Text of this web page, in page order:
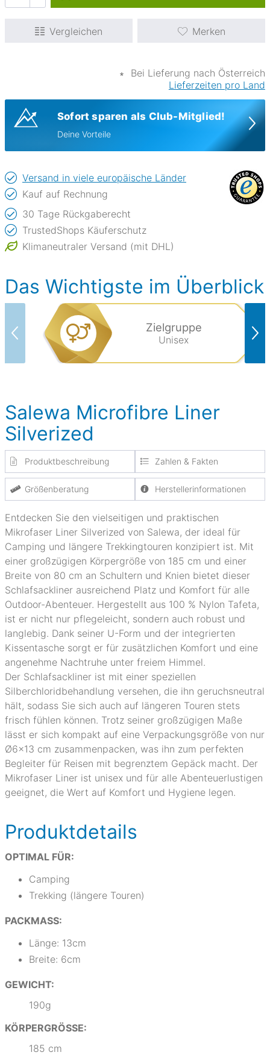
Vergleichen Merken
∗
Bei Lieferung nach Österreich
Lieferzeiten pro Land
Sofort sparen als Club-Mitglied!
Deine Vorteile
Versand in viele europäische Länder
Kauf auf Rechnung
30 Tage Rückgaberecht
TrustedShops Käuferschutz
Klimaneutraler Versand (mit DHL)
Das Wichtigste im Überblick
Zielgruppe
Unisex
Salewa Microfibre Liner
Silverized
Produktbeschreibung Zahlen & Fakten
Größenberatung Herstellerinformationen
Entdecken Sie den vielseitigen und praktischen
Mikrofaser Liner Silverized von Salewa, der ideal für
Camping und längere Trekkingtouren konzipiert ist. Mit
einer großzügigen Körpergröße von 185 cm und einer
Breite von 80 cm an Schultern und Knien bietet dieser
Schlafsackliner ausreichend Platz und Komfort für alle
Outdoor-Abenteuer. Hergestellt aus 100 % Nylon Tafeta,
ist er nicht nur pflegeleicht, sondern auch robust und
langlebig. Dank seiner U-Form und der integrierten
Kissentasche sorgt er für zusätzlichen Komfort und eine
angenehme Nachtruhe unter freiem Himmel.
Der Schlafsackliner ist mit einer speziellen
Silberchloridbehandlung versehen, die ihn geruchsneutral
hält, sodass Sie sich auch auf längeren Touren stets
frisch fühlen können. Trotz seiner großzügigen Maße
lässt er sich kompakt auf eine Verpackungsgröße von nur
Ø6x13 cm zusammenpacken, was ihn zum perfekten
Begleiter für Reisen mit begrenztem Gepäck macht. Der
Mikrofaser Liner ist unisex und für alle Abenteuerlustigen
geeignet, die Wert auf Komfort und Hygiene legen.
Produktdetails
OPTIMAL FÜR:
Camping
Trekking (längere Touren)
PACKMASS:
Länge: 13cm
Breite: 6cm
GEWICHT:
190g
KÖRPERGRÖSSE:
185 cm